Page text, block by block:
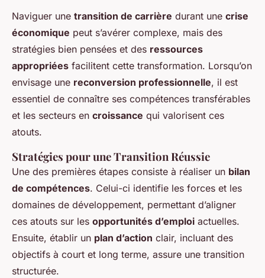
Naviguer une transition de carrière durant une crise
économique peut s’avérer complexe, mais des
stratégies bien pensées et des ressources
appropriées facilitent cette transformation. Lorsqu’on
envisage une reconversion professionnelle, il est
essentiel de connaître ses compétences transférables
et les secteurs en croissance qui valorisent ces
atouts.
Stratégies pour une Transition Réussie
Une des premières étapes consiste à réaliser un bilan
de compétences. Celui-ci identifie les forces et les
domaines de développement, permettant d’aligner
ces atouts sur les opportunités d’emploi actuelles.
Ensuite, établir un plan d’action clair, incluant des
objectifs à court et long terme, assure une transition
structurée.